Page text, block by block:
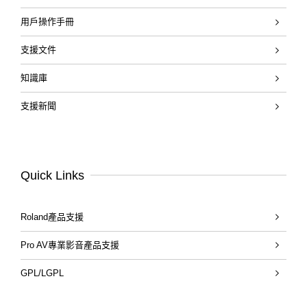
用戶操作手冊
支援文件
知識庫
支援新聞
Quick Links
Roland產品支援
Pro AV專業影音產品支援
GPL/LGPL